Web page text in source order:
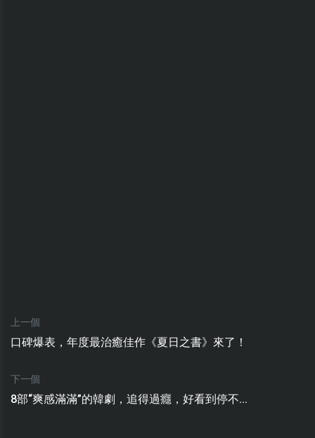
上一個
口碑爆表，年度最治癒佳作《夏日之書》來了！
下一個
8部“爽感滿滿”的韓劇，追得過癮，好看到停不...